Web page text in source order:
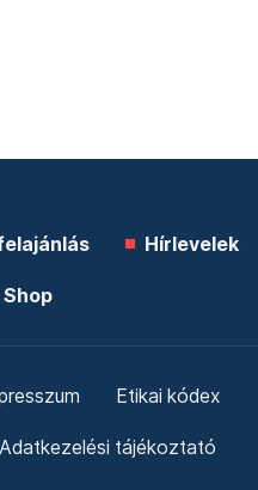
Hírlevelek
Shop
Etikai kódex
Adatkezelési tájékoztató